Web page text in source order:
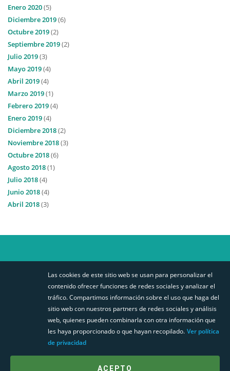
Enero 2020(5)
Diciembre 2019(6)
Octubre 2019(2)
Septiembre 2019(2)
Julio 2019(3)
Mayo 2019(4)
Abril 2019(4)
Marzo 2019(1)
Febrero 2019(4)
Enero 2019(4)
Diciembre 2018(2)
Noviembre 2018(3)
Octubre 2018(6)
Agosto 2018(1)
Julio 2018(4)
Junio 2018(4)
Abril 2018(3)
STABILIT EUROPA
MAPA DE SITIO
AVISO DE PRIVACIDAD
BUSCADOR PERFILES
CANAL DENUNCIAS
POLÍTICA DE COOKIES
SÍGUENOS
Las cookies de este sitio web se usan para personalizar el
contenido ofrecer funciones de redes sociales y analizar el
tráfico. Compartimos información sobre el uso que haga del
sitio web con nuestros partners de redes sociales y análisis
web, quienes pueden combinarla con otra información que
les haya proporcionado o que hayan recopilado. Ver política
de privacidad
ACEPTO